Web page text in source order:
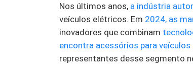
Nos últimos anos, a indústria
veículos elétricos. Em 2024, as
inovadores que combinam
encontra acessórios para
representantes desse segmento